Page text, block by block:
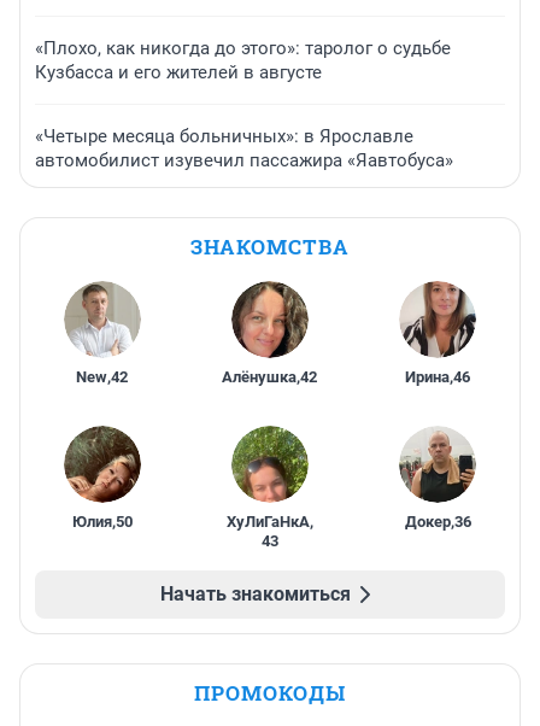
«Плохо, как никогда до этого»: таролог о судьбе
Кузбасса и его жителей в августе
«Четыре месяца больничных»: в Ярославле
автомобилист изувечил пассажира «Яавтобуса»
ЗНАКОМСТВА
New,42 Алёнушка,42 Ирина,46
Юлия,50 ХуЛиГаНкА,
43
Докер,36
Начать знакомиться
ПРОМОКОДЫ